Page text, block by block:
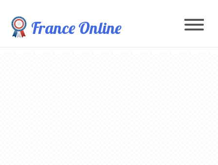
France Online